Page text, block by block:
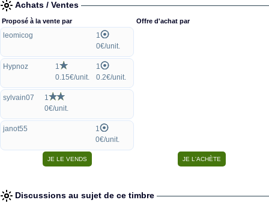
Achats / Ventes
Proposé à la vente par
leomicog
1
0€/unit.
Hypnoz
1
0.15€/unit.
1
0.2€/unit.
sylvain07
1
0€/unit.
janot55
1
0€/unit.
Offre d'achat par
Discussions au sujet de ce timbre